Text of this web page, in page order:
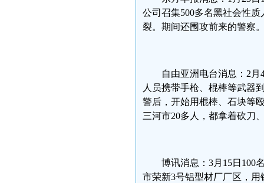
公司召集500多名黑社会性
裂。期间还围攻前来的警察
自由亚洲电台消息：2
人员携带手枪、棍棒等武器
警后，开始用棍棒、石块等
三河市20多人，都拿着砍刀
博讯消息：3月15日100
市荣新3号铝型材厂厂区，